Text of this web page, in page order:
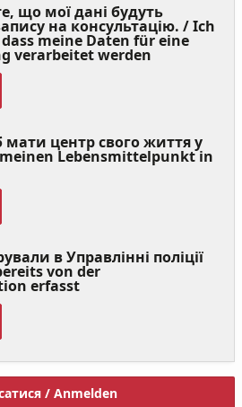
що мої дані будуть
на консультацію. / Ich
meine Daten für eine
verarbeitet werden
мати центр свого життя у
Lebensmittelpunkt in
в Управлінні поліції
von der
erfasst
/ Anmelden